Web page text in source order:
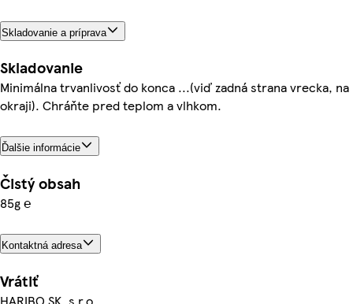
Skladovanie a príprava
Skladovanie
Minimálna trvanlivosť do konca ...(viď zadná strana vrecka, na
okraji). Chráňte pred teplom a vlhkom.
Ďalšie informácie
Čistý obsah
85g ℮
Kontaktná adresa
Vrátiť